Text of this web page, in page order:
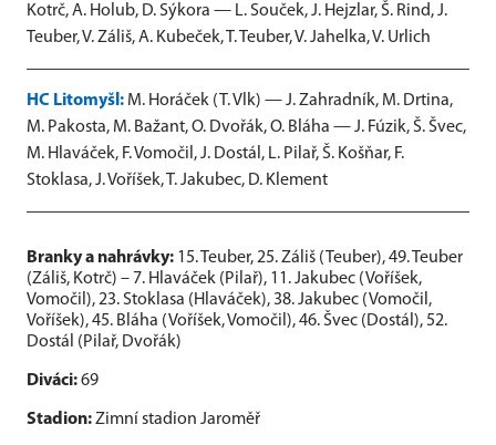
Kotrč, A. Holub, D. Sýkora — L. Souček, J. Hejzlar, Š. Rind, J.
Teuber, V. Záliš, A. Kubeček, T. Teuber, V. Jahelka, V. Urlich
HC Litomyšl: M. Horáček (T. Vlk) — J. Zahradník, M. Drtina,
M. Pakosta, M. Bažant, O. Dvořák, O. Bláha — J. Fúzik, Š. Švec,
M. Hlaváček, F. Vomočil, J. Dostál, L. Pilař, Š. Košňar, F.
Stoklasa, J. Voříšek, T. Jakubec, D. Klement
Branky a nahrávky: 15. Teuber, 25. Záliš (Teuber), 49. Teuber
(Záliš, Kotrč) – 7. Hlaváček (Pilař), 11. Jakubec (Voříšek,
Vomočil), 23. Stoklasa (Hlaváček), 38. Jakubec (Vomočil,
Voříšek), 45. Bláha (Voříšek, Vomočil), 46. Švec (Dostál), 52.
Dostál (Pilař, Dvořák)
Diváci:69
Stadion:Zimní stadion Jaroměř